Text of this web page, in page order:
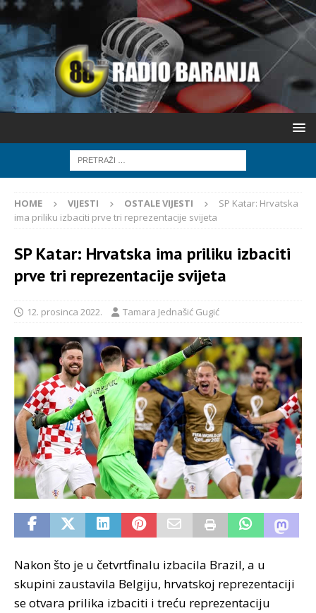
HOME VIJESTI OSTALE VIJESTI
SP Katar: Hrvatska
ima priliku izbaciti prve tri reprezentacije svijeta
SP Katar: Hrvatska ima priliku izbaciti
prve tri reprezentacije svijeta
12. prosinca 2022. Tamara Jednašić Gugić
Nakon što je u četvrtfinalu izbacila Brazil, a u
skupini zaustavila Belgiju, hrvatskoj reprezentaciji
se otvara prilika izbaciti i treću reprezentaciju